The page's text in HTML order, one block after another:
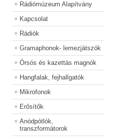
Rádiómúzeum Alapítvány
Kapcsolat
Rádiók
Gramaphonok- lemezjátszók
Órsós és kazettás magnók
Hangfalak, fejhallgatók
Mikrofonok
Erősítők
Anódpótlók,
transzformátorok